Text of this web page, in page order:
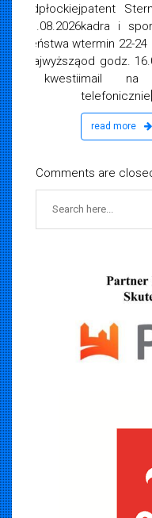
patent Sternika
kadra i spora
termin 22-24
od godz. 16.00
mail na
telefonicznie[...]
read more
Comments are